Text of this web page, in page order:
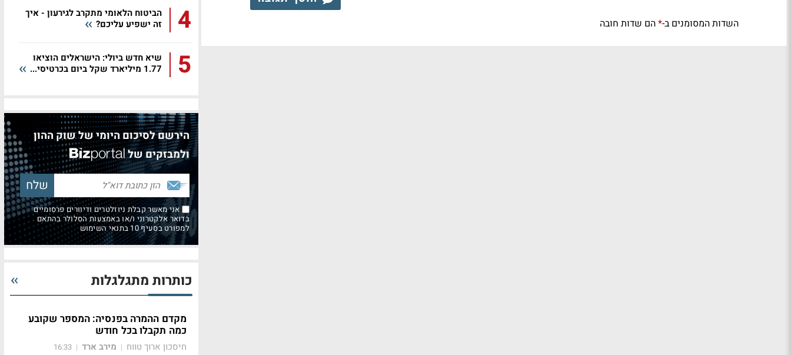
השדות המסומנים ב-*הם שדות חובה 4
הביטוח הלאומי מתקרב לגירעון - איך
זה ישפיע עליכם?
5
שיא חדש ביולי: הישראלים הוציאו
1.77 מיליארד שקל ביום בכרטיסי...
הירשם לסיכום היומי של שוק ההון
ולמבזקים של
אני מאשר קבלת ניוזלטרים ודיוורים פרסומיים
בדואר אלקטרוני ו/או באמצעות הסלולר בהתאם
למפורט בסעיף 10 בתנאי השימוש
כותרות מתגלגלות
מקדם ההמרה בפנסיה: המספר שקובע
כמה תקבלו בכל חודש
חיסכון ארוך טווח | מירב ארד |
16:33